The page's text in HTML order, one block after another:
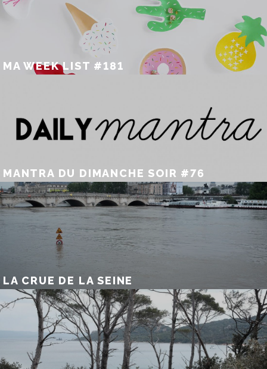
MA WEEK LIST #181
MANTRA DU DIMANCHE SOIR #76
LA CRUE DE LA SEINE